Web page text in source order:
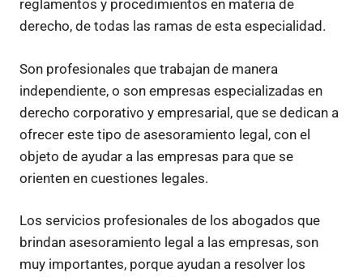
reglamentos y procedimientos en materia de
derecho, de todas las ramas de esta especialidad.
Son profesionales que trabajan de manera
independiente, o son empresas especializadas en
derecho corporativo y empresarial, que se dedican a
ofrecer este tipo de asesoramiento legal, con el
objeto de ayudar a las empresas para que se
orienten en cuestiones legales.
Los servicios profesionales de los abogados que
brindan asesoramiento legal a las empresas, son
muy importantes, porque ayudan a resolver los